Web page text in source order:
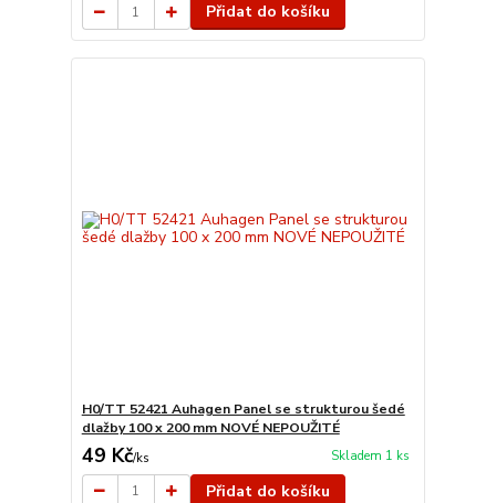
Přidat do košíku
H0/TT 52421 Auhagen Panel se strukturou šedé
dlažby 100 x 200 mm NOVÉ NEPOUŽITÉ
49 Kč/ks Skladem 1 ks
Přidat do košíku